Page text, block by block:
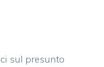
sul presunto